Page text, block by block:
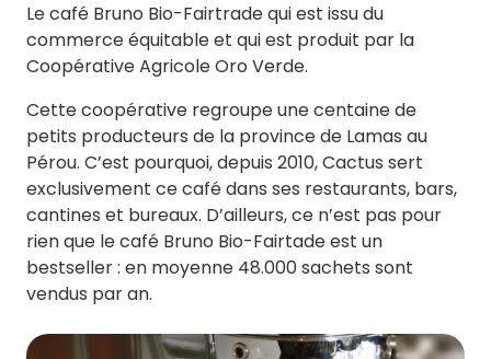
Le café Bruno Bio-Fairtrade qui est issu du
commerce équitable et qui est produit par la
Coopérative Agricole Oro Verde.
Cette coopérative regroupe une centaine de
petits producteurs de la province de Lamas au
Pérou. C’est pourquoi, depuis 2010, Cactus sert
exclusivement ce café dans ses restaurants, bars,
cantines et bureaux. D’ailleurs, ce n’est pas pour
rien que le café Bruno Bio-Fairtade est un
bestseller : en moyenne 48.000 sachets sont
vendus par an.